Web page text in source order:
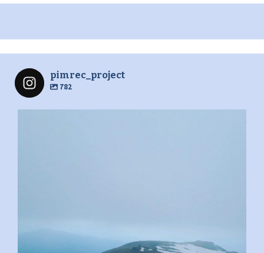
pimrec_project
782